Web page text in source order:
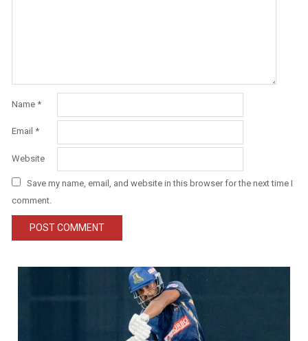
Name *
Email *
Website
Save my name, email, and website in this browser for the next time I
comment.